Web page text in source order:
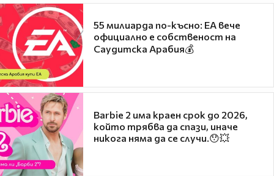
55 милиарда по-късно: EA вече
официално е собственост на
Саудитска Арабия💰
Barbie 2 има краен срок до 2026,
който трябва да спази, иначе
никога няма да се случи.😯💥